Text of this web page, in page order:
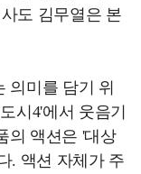
도 김무열은 본
의미를 담기 위
시4'에서 웃음기
의 액션은 '대상
. 액션 자체가 주